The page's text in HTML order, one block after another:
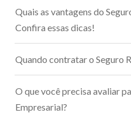
Quais as vantagens do
Confira essas dicas!
Quando contratar o Seguro
O que você precisa avaliar
Empresarial?